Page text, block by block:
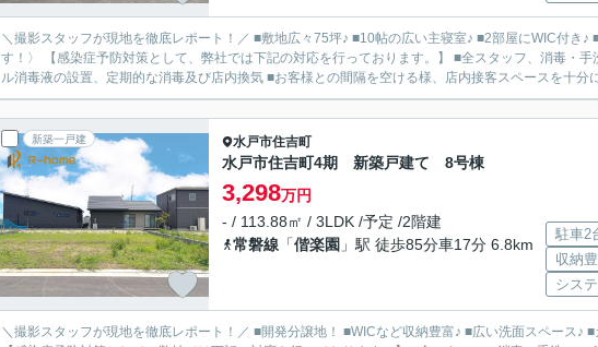
＼撮影スタッフが現地を徹底レポート！／ ■敷地広々75坪♪ ■10帖の広い主寝室♪ ■2部屋にWIC付き♪
す！〉 【感染症予防対策として、弊社では下記の対応を行っております。】 ■全スタッフ、消毒・
ル消毒液の設置、定期的な消毒及び店内換気 ■お客様との間隔を空ける様、店内接客スペースを十分
新築一戸建 水戸市住吉町
水戸市住吉町4期 新築戸建て 8号棟
3,298万円
- / 113.88㎡ / 3LDK /予定 /2階建
常磐線 「偕楽園 」駅 徒歩85分車17分 6.8km
駐車2
収納
シス
＼撮影スタッフが現地を徹底レポート！／ ■開発分譲地！ ■WICなど収納豊富♪ ■広い洗面スペース♪